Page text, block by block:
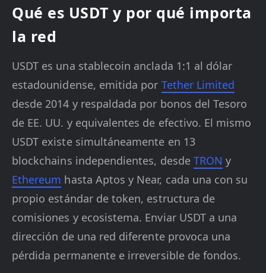
Qué es USDT y por qué importa
la red
USDT es una stablecoin anclada 1:1 al dólar
estadounidense, emitida por Tether Limited
desde 2014 y respaldada por bonos del Tesoro
de EE. UU. y equivalentes de efectivo. El mismo
USDT existe simultáneamente en 13
blockchains independientes, desde TRON y
Ethereum hasta Aptos y Near, cada una con su
propio estándar de token, estructura de
comisiones y ecosistema. Enviar USDT a una
dirección de una red diferente provoca una
pérdida permanente e irreversible de fondos.